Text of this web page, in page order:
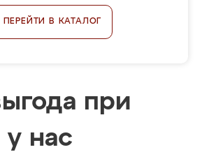
ПЕРЕЙТИ В КАТАЛОГ
при
у нас